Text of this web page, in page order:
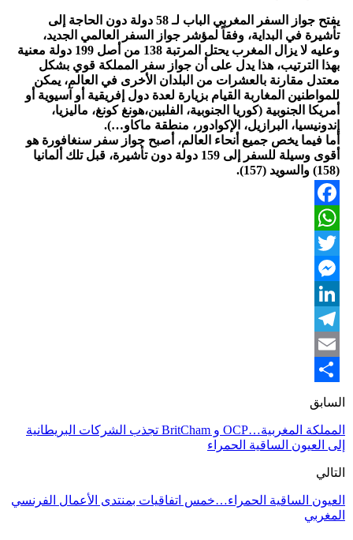
يفتح جواز السفر المغربي الباب لـ 58 دولة دون الحاجة إلى
تأشيرة في البداية، وفقاً لمؤشر جواز السفر العالمي الجديد،
وعليه لا يزال المغرب يحتل المرتبة 138 من أصل 199 دولة معنية
بهذا الترتيب، هذا يدل على أن جواز سفر المملكة قوي بشكل
معتدل مقارنة بالعشرات من البلدان الأخرى في العالم، يمكن
للمواطنين المغاربة القيام بزيارة لعدة دول إفريقية أو آسيوية أو
أمريكا الجنوبية (كوريا الجنوبية، الفلبين،هونغ كونغ، ماليزيا،
إندونيسيا، البرازيل، الإكوادور، منطقة ماكاو…).
أما فيما يخص جميع أنحاء العالم، أصبح جواز سفر سنغافورة هو
أقوى وسيلة للسفر إلى 159 دولة دون تأشيرة، قبل تلك ألمانيا
(158) والسويد (157).
Facebook
WhatsApp
Twitter
Messenger
LinkedIn
Telegram
Email
Share
السابق
المملكة المغربية…OCP و BritCham تجذب الشركات البريطانية
إلى العيون الساقية الحمراء
التالي
العيون الساقية الحمراء…خمس اتفاقيات بمنتدى الأعمال الفرنسي
المغربي